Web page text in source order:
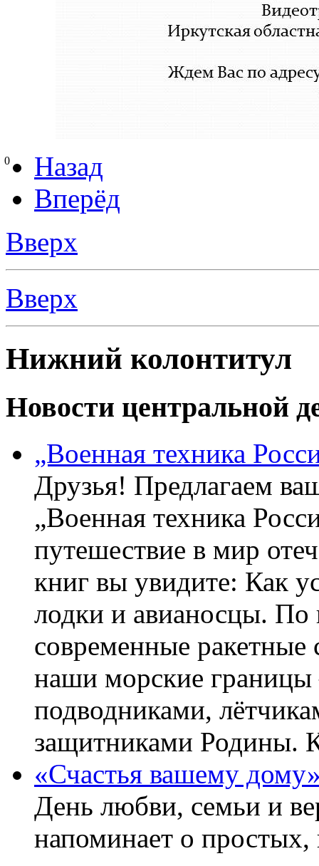
0
Назад
Вперёд
Вверх
Вверх
Нижний колонтитул
Новости центральной
„Военная техника
Друзья! Предлагаем
„Военная техника
путешествие в мир
книг вы увидите: Как
лодки и авианосцы.
современные ракетные
наши морские
подводниками,
защитниками Родины.
«Счастья вашему
День любви, семьи и
напоминает о